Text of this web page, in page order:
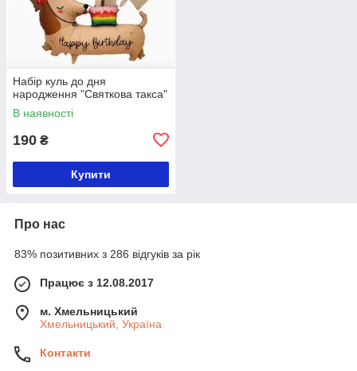
Набір куль до дня
народження "Святкова такса"
В наявності
190 ₴
Купити
Про нас
83% позитивних з 286 відгуків за рік
Працює з 12.08.2017
м. Хмельницький
Хмельницький, Україна
Контакти